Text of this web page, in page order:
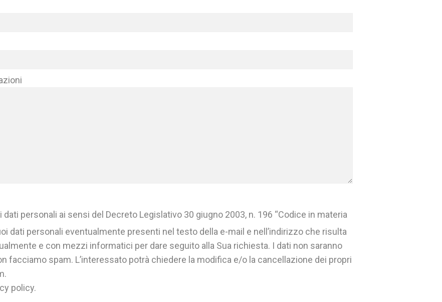
personali ai sensi del Decreto Legislativo 30 giugno 2003, n. 196 “Codice in materia
dati personali eventualmente presenti nel testo della e-mail e nell’indirizzo che risulta
e con mezzi informatici per dare seguito alla Sua richiesta. I dati non saranno
facciamo spam. L’interessato potrà chiedere la modifica e/o la cancellazione dei propri
policy.